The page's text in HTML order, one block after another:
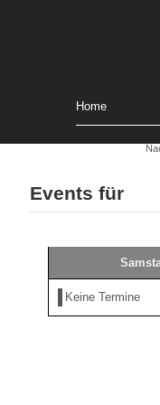
Home
Events für
Keine Termine